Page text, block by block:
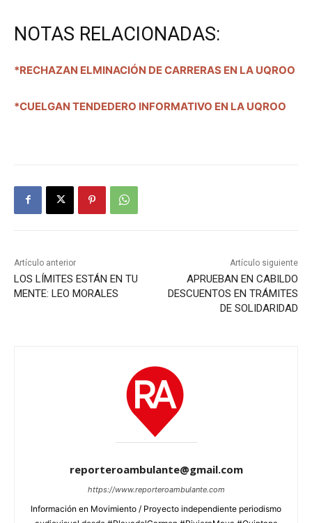
NOTAS RELACIONADAS:
*RECHAZAN ELMINACIÓN DE CARRERAS EN LA UQROO
*CUELGAN TENDEDERO INFORMATIVO EN LA UQROO
Artículo anterior
LOS LÍMITES ESTÁN EN TU
MENTE: LEO MORALES
Artículo siguiente
APRUEBAN EN CABILDO
DESCUENTOS EN TRÁMITES
DE SOLIDARIDAD
reporteroambulante@gmail.com
https://www.reporteroambulante.com
Información en Movimiento / Proyecto independiente periodismo